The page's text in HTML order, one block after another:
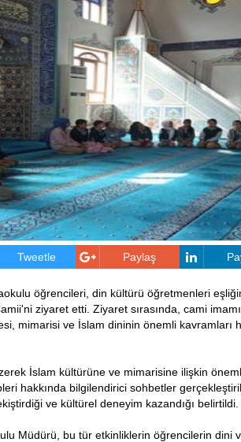
Tweetle Paylaş
öğrencileri, din kültürü öğretmenleri
ziyaret etti. Ziyaret sırasında, cami
mimarisi ve İslam dininin önemli kavramları
İslam kültürüne ve mimarisine ilişkin
hakkında bilgilendirici sohbetler
ve kültürel deneyim kazandığı belirtildi.
Müdürü, bu tür etkinliklerin öğrencilerin dini